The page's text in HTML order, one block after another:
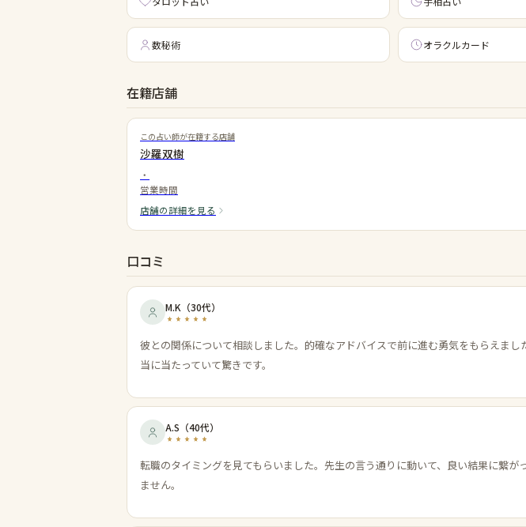
数秘術 オラクルカード
在籍店舗
この占い師が在籍する店舗
沙羅双樹
・
営業時間
店舗の詳細を見る
口コミ
M.K （30代）
彼との関係について相談しました。的確なアドバイスで前に進む勇気をもらえまし
当に当たっていて驚きです。
A.S （40代）
転職のタイミングを見てもらいました。先生の言う通りに動いて、良い結果に繋が
ません。